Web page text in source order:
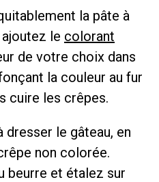
la pâte à
le colorant
de votre choix dans
la couleur au fur
cuire les crêpes.
dresser le gâteau, en
non colorée.
beurre et étalez sur